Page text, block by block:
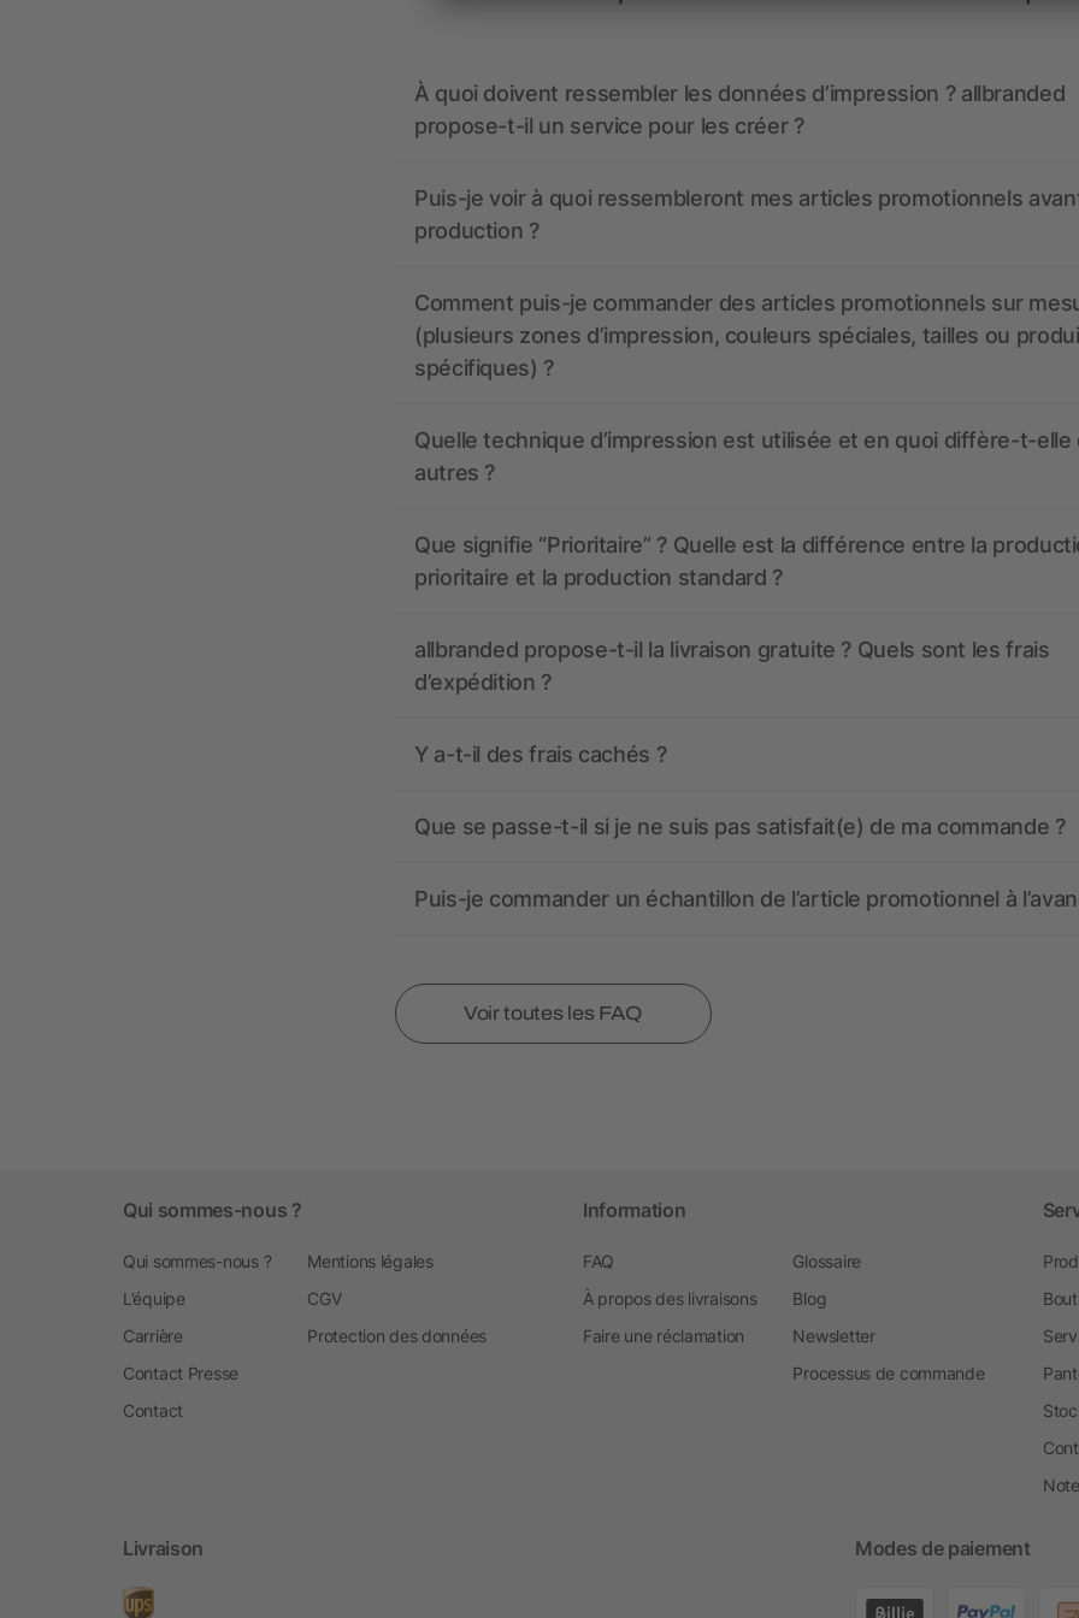
À quoi doivent ressembler les données d’impression ? allbranded
propose-t-il un service pour les créer ?
Puis-je voir à quoi ressembleront mes articles promotionnels
production ?
Comment puis-je commander des articles promotionnels sur
(plusieurs zones d’impression, couleurs spéciales, tailles ou
spécifiques) ?
Quelle technique d’impression est utilisée et en quoi diffère-t-elle
autres ?
Que signifie “Prioritaire” ? Quelle est la différence entre la
prioritaire et la production standard ?
allbranded propose-t-il la livraison gratuite ? Quels sont les frais
d’expédition ?
Y a-t-il des frais cachés ?
Que se passe-t-il si je ne suis pas satisfait(e) de ma commande ?
Puis-je commander un échantillon de l’article promotionnel à
Voir toutes les FAQ
Qui sommes-nous ?
Qui sommes-nous ?
L’équipe
Carrière
Contact Presse
Contact
Mentions légales
CGV
Protection des données
Information
FAQ
À propos des livraisons
Faire une réclamation
Glossaire
Blog
Newsletter
Processus de commande
Livraison Modes de paiement